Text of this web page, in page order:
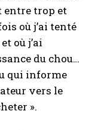
entre trop et
où j’ai tenté
où j’ai
du chou…
qui informe
vers le
».